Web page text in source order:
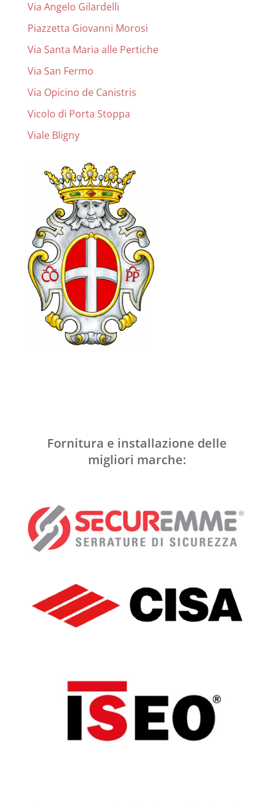
Via Angelo Gilardelli
Piazzetta Giovanni Morosi
Via Santa Maria alle Pertiche
Via San Fermo
Via Opicino de Canistris
Vicolo di Porta Stoppa
Viale Bligny
Fornitura e installazione delle
migliori marche: